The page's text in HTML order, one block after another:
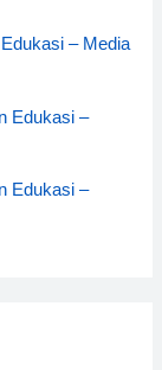
– Media
Edukasi –
Edukasi –